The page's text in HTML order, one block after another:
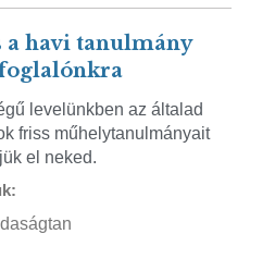
a havi tanulmány
levelünkben az általad
friss műhelytanulmányait
el neked.